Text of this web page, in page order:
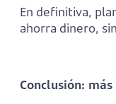
En definitiva,
ahorra dinero,
Conclusión: